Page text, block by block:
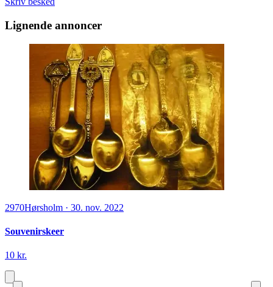
Lignende annoncer
2970Hørsholm · 30. nov. 2022
Souvenirskeer
10 kr.